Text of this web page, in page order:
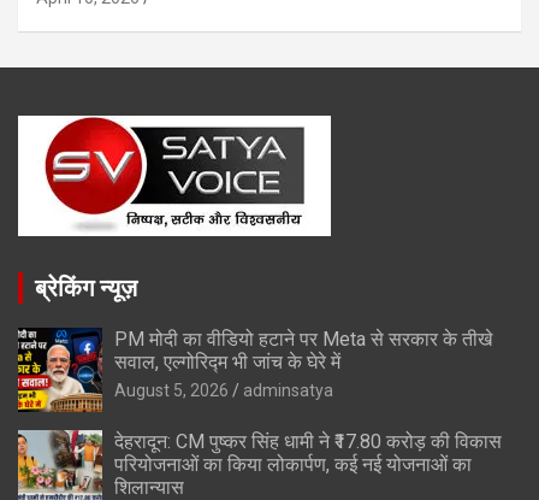
ब्रेकिंग न्यूज़
PM मोदी का वीडियो हटाने पर Meta से सरकार के तीखे
सवाल, एल्गोरिद्म भी जांच के घेरे में
August 5, 2026 adminsatya
देहरादून: CM पुष्कर सिंह धामी ने ₹17.80 करोड़ की विकास
परियोजनाओं का किया लोकार्पण, कई नई योजनाओं का
शिलान्यास